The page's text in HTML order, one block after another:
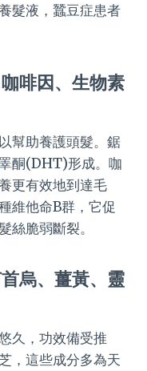
髮液，蠶豆症患者
啡因、生物素
幫助養護頭髮。鋸
酮(DHT)形成。咖
更有效地到達毛
維他命B群，它促
絲脆弱斷裂。
烏、薑黃、靈
久，功效備受推
，這些成分多為天